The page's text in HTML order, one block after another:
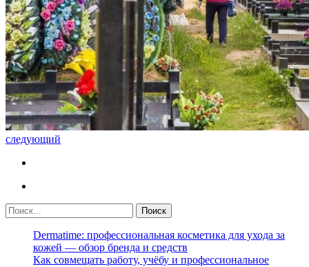
следующий
Dermatime: профессиональная косметика для ухода за
кожей — обзор бренда и средств
Как совмещать работу, учёбу и профессиональное